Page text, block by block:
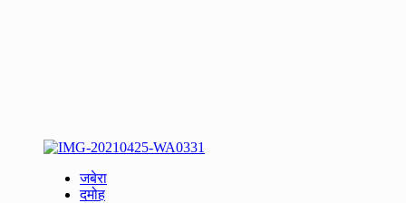
जबेरा
दमोह